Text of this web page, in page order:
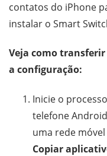
contatos do iPhone
instalar o Smart
Veja como
a configuração:
Inicie o
telefone
uma rede
Copiar